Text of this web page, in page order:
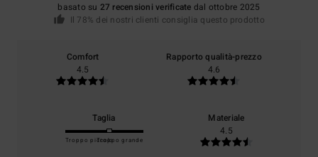
basato su 27 recensioni verificate dal ottobre 2025
Il 78% dei nostri clienti consiglia questo prodotto
Comfort
4.5
Rapporto qualità-prezzo
4.6
Taglia
Troppo piccoloTroppo grande
Materiale
4.5